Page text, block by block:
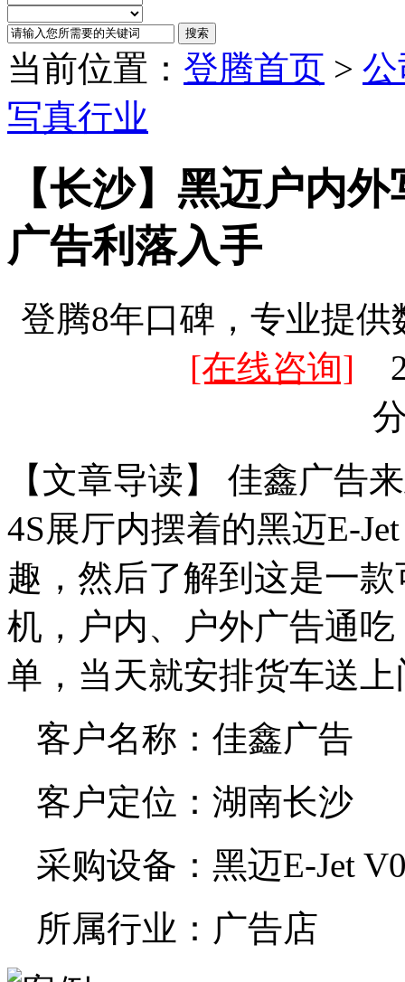
当前位置： 登腾首页 >
写真行业
【长沙】黑迈户内
广告利落入手
登腾8年口碑，专业提
[在线咨询]
【文章导读】 佳鑫广告
4S展厅内摆着的黑迈E-
趣，然后了解到这是一
机，户内、户外广告通
单，当天就安排货车送上
客户名称：佳鑫广告
客户定位：湖南长沙
采购设备：黑迈E-Jet
所属行业：广告店